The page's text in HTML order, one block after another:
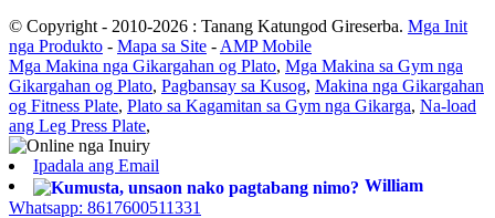
© Copyright - 2010-2026 : Tanang Katungod Gireserba. Mga Init
nga Produkto - Mapa sa Site - AMP Mobile
Mga Makina nga Gikargahan og Plato, Mga Makina sa Gym nga
Gikargahan og Plato, Pagbansay sa Kusog, Makina nga Gikargahan
og Fitness Plate, Plato sa Kagamitan sa Gym nga Gikarga, Na-load
ang Leg Press Plate,
Ipadala ang Email
William
Whatsapp: 8617600511331